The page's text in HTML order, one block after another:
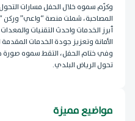
وكرّم سموه خلال الحفل مسارات
المصاحبة، شملت منصة “واعي” وركن
أبرز الخدمات واحدث التقنيات
الأمانة وتعزيز جودة الخدمات
وفي ختام الحفل، التقط سموه صورة
تحول الرياض البلدي.
مواضيع مميزة